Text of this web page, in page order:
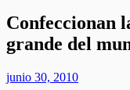
Confeccionan
grande del
junio 30, 2010